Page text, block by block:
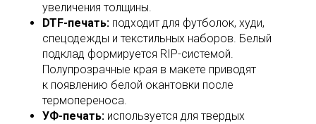
увеличения толщины.
DTF-печать: подходит для футболок, худи,
спецодежды и текстильных наборов. Белый
подклад формируется RIP-системой.
Полупрозрачные края в макете приводят
к появлению белой окантовки после
термопереноса.
УФ-печать: используется для твердых